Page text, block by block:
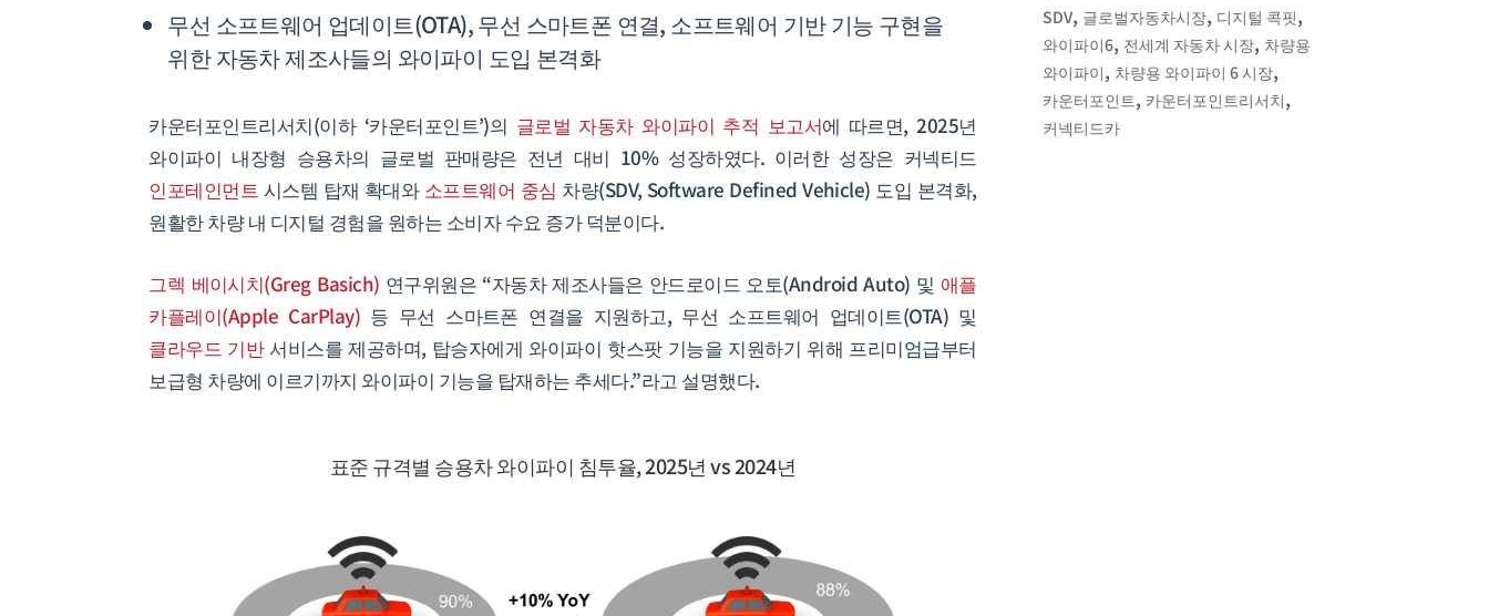
무선 소프트웨어 업데이트(OTA), 무선 스마트폰 연결, 소프트웨어 기반 기능 구현을
위한 자동차 제조사들의 와이파이 도입 본격화
카운터포인트리서치(이하 ‘카운터포인트’)의 글로벌 자동차 와이파이 추적 보고서에 따르면, 2025년
와이파이 내장형 승용차의 글로벌 판매량은 전년 대비 10% 성장하였다. 이러한 성장은 커넥티드
인포테인먼트 시스템 탑재 확대와 소프트웨어 중심 차량(SDV, Software Defined Vehicle) 도입 본격화,
원활한 차량 내 디지털 경험을 원하는 소비자 수요 증가 덕분이다.
그렉 베이시치(Greg Basich) 연구위원은 “자동차 제조사들은 안드로이드 오토(Android Auto) 및 애플
카플레이(Apple CarPlay) 등 무선 스마트폰 연결을 지원하고, 무선 소프트웨어 업데이트(OTA) 및
클라우드 기반서비스를 제공하며, 탑승자에게 와이파이 핫스팟 기능을 지원하기 위해 프리미엄급부터
보급형 차량에 이르기까지 와이파이 기능을 탑재하는 추세다.”라고 설명했다.
표준 규격별 승용차 와이파이 침투율, 2025년 vs 2024년
뒤쫓아
SDV, 글로벌자동차시장, 디지털 콕핏,
와이파이6, 전세계 자동차 시장, 차량용
와이파이, 차량용 와이파이 6 시장,
카운터포인트, 카운터포인트리서치,
커넥티드카